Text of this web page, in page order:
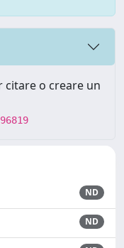
citare o creare un
ND
ND